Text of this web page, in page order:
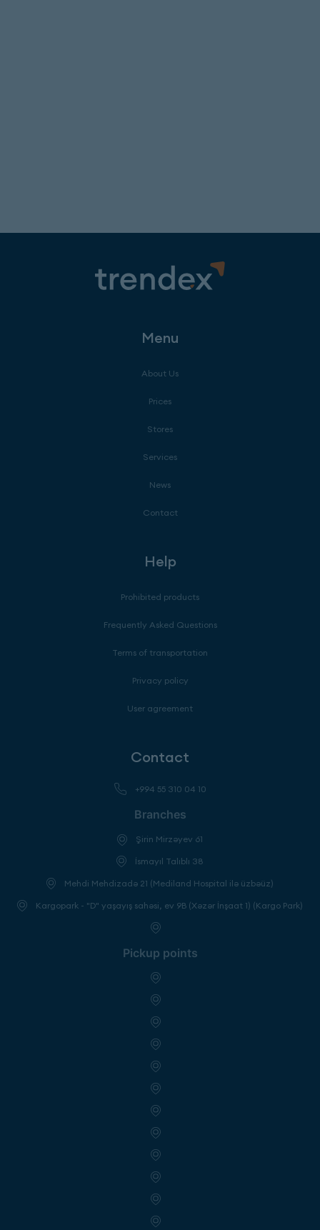
Menu
About Us
Prices
Stores
Services
News
Contact
Help
Prohibited products
Frequently Asked Questions
Terms of transportation
Privacy policy
User agreement
Contact
+994 55 310 04 10
Branches
Şirin Mirzəyev 61
İsmayıl Talıblı 38
Mehdi Mehdizadə 21 (Mediland Hospital ilə üzbəüz)
Kargopark - "D" yaşayış sahəsi, ev 9B (Xəzər İnşaat 1) (Kargo Park)
Pickup points